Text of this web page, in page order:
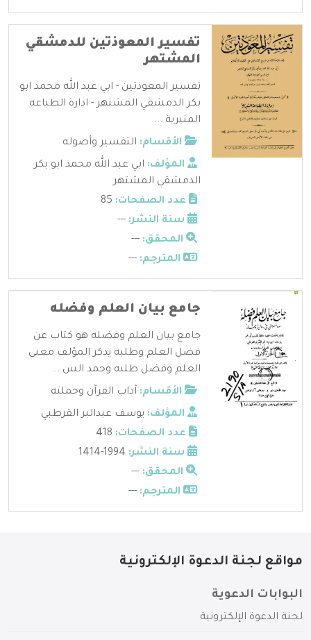
تفسير المعوذتين للدمشقي
المشتهر
تفسير المعوذتين - ابي عبد الله محمد ابو
بكر الدمشقي المشتهر - ادارة الطباعه
المنيرية ...
الأقسام: التفسير وأصوله
المؤلف: ابي عبد الله محمد ابو بكر
الدمشقي المشتهر
عدد الصفحات:
سنة النشر: ---
المحقق: ---
المترجم: ---
جامع بيان العلم وفضله
جامع بيان العلم وفضله هو كتاب عن
فضل العلم وطلبه يذكر المؤلف معنى
العلم وفضل طلبه وحمد الس ...
الأقسام: آداب القرآن وحملته
المؤلف: يوسف عبدالبر القرطبي
عدد الصفحات:
سنة النشر:
المحقق: ---
المترجم: ---
مواقع لجنة الدعوة الإلكترونية
البوابات الدعوية
لجنة الدعوة الإلكترونية